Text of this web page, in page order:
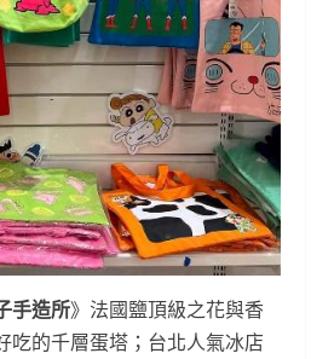
手造所》法國鹽頂級之花與香
吃的千層蛋塔；台北人氣冰店